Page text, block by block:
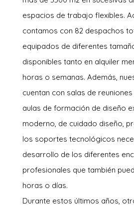
espacios de trabajo flexibles.
contamos con 82 despachos
equipados de diferentes
disponibles tanto en alquiler
horas o semanas. Además,
cuentan con salas de
aulas de formación de diseño
moderno, de cuidado diseño,
los soportes tecnológicos
desarrollo de los diferentes
profesionales que también
horas o días.
Durante estos últimos años,